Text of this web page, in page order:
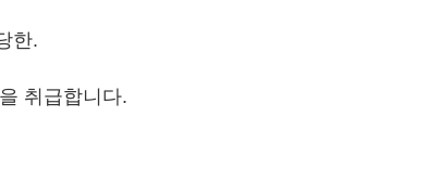
한.
취급합니다.